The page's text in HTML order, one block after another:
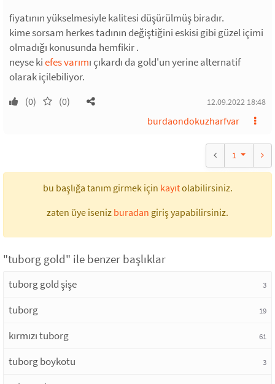
fiyatının yükselmesiyle kalitesi düşürülmüş biradır.
kime sorsam herkes tadının değiştiğini eskisi gibi güzel içimi
olmadığı konusunda hemfikir .
neyse kiefes varımı çıkardı da gold'un yerine alternatif
olarak içilebiliyor.
(0) (0) 12.09.2022 18:48
burdaondokuzharfvar
1
bu başlığa tanım girmek için kayıtolabilirsiniz.
zaten üye iseniz buradan giriş yapabilirsiniz.
"tuborg gold" ile benzer başlıklar
tuborg gold şişe 3
tuborg 19
kırmızı tuborg 61
tuborg boykotu 3